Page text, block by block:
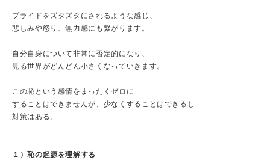
プライドをズタズタにされるような感じ、
悲しみや怒り、無力感にも繋がります。
自分自身について非常に否定的になり、
見る世界がどんどん小さくなっていきます。
この恥という感情をまったくゼロに
することはできませんが、少なくすることはできるし
対策はある。
１）恥の起源を理解する